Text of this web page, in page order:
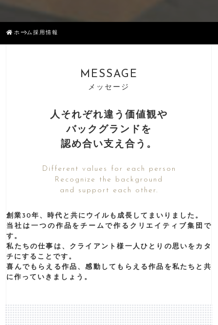
ホーム採用情報
MESSAGE
メッセージ
⼈それぞれ違う価値観や
バックグランドを
認め合い⽀え合う。
Different values for each person
Recognize the background
and support each other.
創業30年、時代と共にウイルも成⻑してまいりました。
当社は一つの作品をチームで作るクリエイティブ集団で
す。
私たちの仕事は、クライアント様⼀⼈ひとりの思いをカタ
チにすることです。
喜んでもらえる作品、感動してもらえる作品を私たちと共
に作っていきましょう。